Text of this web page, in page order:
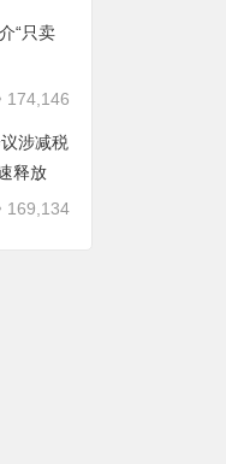
“只卖
174,146
涉减税
释放
169,134